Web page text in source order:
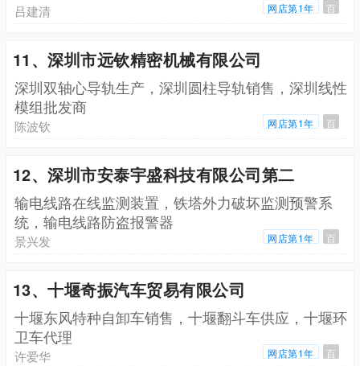
吕建清 网店第1年 百
11、深圳市远钦精密机械有限公司
深圳双轴心导轨生产，深圳圆柱导轨销售，深圳线性
模组批发商
陈波钦 网店第1年 百
12、深圳市安泰宇盛科技有限公司第二
输电线路在线监测装置，铁塔外力破坏监测预警系
统，输电线路防盗报警器
景兴发 网店第1年 百
13、十堰奇振汽车贸易有限公司
十堰东风特种自卸车销售，十堰翻斗车供应，十堰环
卫车代理
许爱华 网店第1年 百